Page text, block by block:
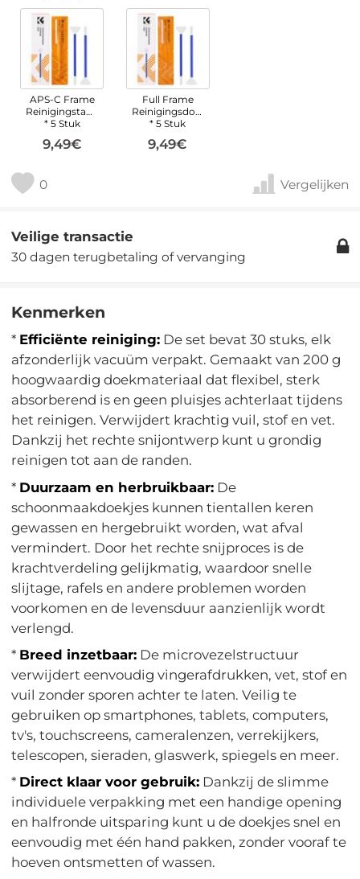
APS-C Frame
Reinigingstampons
* 5 Stuk
9,49€
Full Frame
Reinigingsdoekjes
* 5 Stuk
9,49€
0 Vergelijken
Veilige transactie
30 dagen terugbetaling of vervanging
Kenmerken
* Efficiënte reiniging: De set bevat 30 stuks, elk
afzonderlijk vacuüm verpakt. Gemaakt van 200 g
hoogwaardig doekmateriaal dat flexibel, sterk
absorberend is en geen pluisjes achterlaat tijdens
het reinigen. Verwijdert krachtig vuil, stof en vet.
Dankzij het rechte snijontwerp kunt u grondig
reinigen tot aan de randen.
* Duurzaam en herbruikbaar: De
schoonmaakdoekjes kunnen tientallen keren
gewassen en hergebruikt worden, wat afval
vermindert. Door het rechte snijproces is de
krachtverdeling gelijkmatig, waardoor snelle
slijtage, rafels en andere problemen worden
voorkomen en de levensduur aanzienlijk wordt
verlengd.
* Breed inzetbaar: De microvezelstructuur
verwijdert eenvoudig vingerafdrukken, vet, stof en
vuil zonder sporen achter te laten. Veilig te
gebruiken op smartphones, tablets, computers,
tv's, touchscreens, cameralenzen, verrekijkers,
telescopen, sieraden, glaswerk, spiegels en meer.
* Direct klaar voor gebruik: Dankzij de slimme
individuele verpakking met een handige opening
en halfronde uitsparing kunt u de doekjes snel en
eenvoudig met één hand pakken, zonder vooraf te
hoeven ontsmetten of wassen.